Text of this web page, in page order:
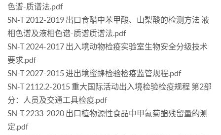
色谱-质谱法.pdf
SN-T 2012-2019 出口食醋中苯甲酸、山梨酸的检测方法 液
相色谱及液相色谱-质谱质谱法.pdf
SN-T 2024-2017 出入境动物检疫实验室生物安全分级技术
要求.pdf
SN-T 2027-2015 进出境蜜蜂检验检疫监管规程.pdf
SN-T 2112.2-2015 重大国际活动出入境检验检疫规程 第2部
分：人员及交通工具检疫.pdf
SN-T 2233-2020 出口植物源性食品中甲氰菊酯残留量的测
定.pdf